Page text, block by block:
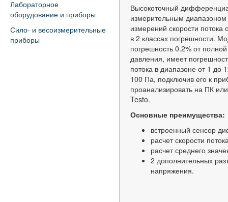
Лабораторное
оборудование и приборы
Сило- и весоизмерительные
приборы
Высокоточный
измерительным
измерений скорости
в 2 классах погрешности.
погрешность 0.2% от
давления, имеет
потока в диапазоне от 1 до
100 Па, подключив его к
проанализировать на ПК
Testo.
Основные преимущества:
встроенный сенсор
расчет скорости
расчет среднего
2 дополнительных
напряжения.